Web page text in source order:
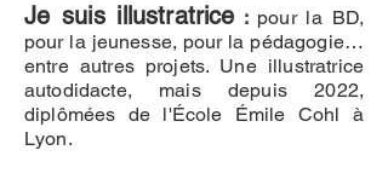
Je suis illustratrice : pour la BD,
pour la jeunesse, pour la pédagogie…
entre autres projets. Une illustratrice
autodidacte, mais depuis 2022,
diplômées de l'École Émile Cohl à
Lyon.